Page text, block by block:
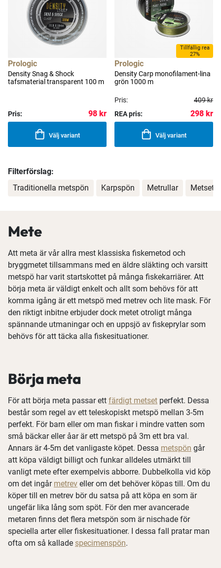
Prologic
Density Snag & Shock
tafsmaterial transparent 100 m
Pris: 98 kr
Välj variant
Tillfällig rea
27%
Prologic
Density Carp monofilament-lina
grön 1000 m
Pris:
409 kr
REA pris:
298 kr
Välj variant
Filterförslag:
Traditionella metspön
Karpspön Metrullar Metset
Mete
Att meta är vår allra mest klassiska fiskemetod och
bryggmetet tillsammans med en äldre släkting och varsitt
metspö har varit startskottet på många fiskekarriärer. Att
börja meta är väldigt enkelt och allt som behövs för att
komma igång är ett metspö med metrev och lite mask. För
den riktigt inbitne erbjuder dock metet otroligt många
spännande utmaningar och en uppsjö av fiskeprylar som
behövs för att täcka alla fiskesituationer.
Börja meta
För att börja meta passar ett färdigt metset perfekt. Dessa
består som regel av ett teleskopiskt metspö mellan 3-5m
perfekt. För barn eller om man fiskar i mindre vatten som
små bäckar eller åar är ett metspö på 3m ett bra val.
Annars är 4-5m det vanligaste köpet. Dessa metspön går
att köpa väldigt billigt och funkar alldeles utmärkt till
vanligt mete efter exempelvis abborre. Dubbelkolla vid köp
om det ingår metrev eller om det behöver köpas till. Om du
köper till en metrev bör du satsa på att köpa en som är
ungefär lika lång som spöt. För den mer avancerade
metaren finns det flera metspön som är nischade för
speciella arter eller fiskesituationer. I dessa fall pratar man
ofta om så kallade specimenspön.